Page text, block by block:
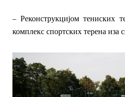
– Реконструкцијом тениских
комплекс спортских терена иза